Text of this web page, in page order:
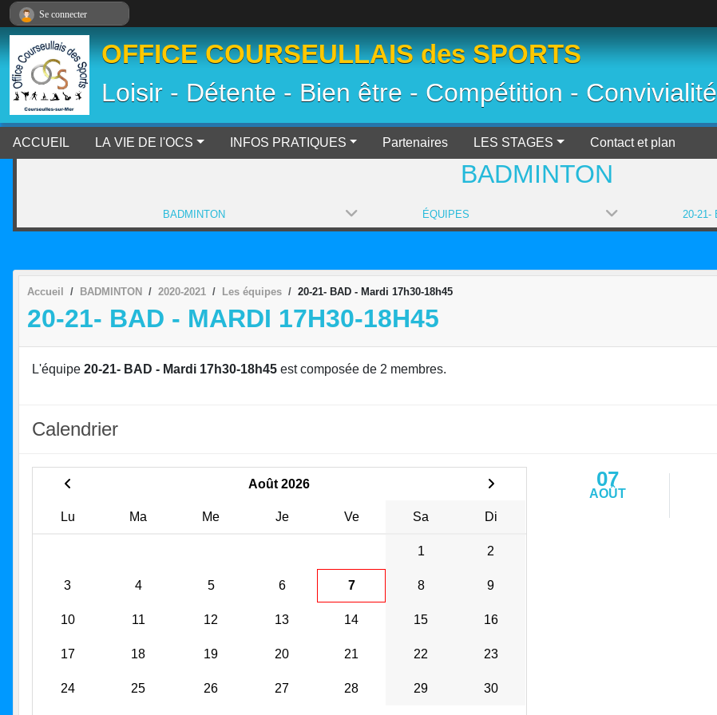
OFFICE COURSEULLAIS des SPORTS
Loisir - Détente - Bien être - Compétition - Convivialité
ACCUEIL LA VIE DE l'OCS INFOS PRATIQUES Partenaires LES STAGES Contact et plan
BADMINTON
BADMINTON ÉQUIPES
Accueil BADMINTON 2020-2021 Les équipes 20-21- BAD - Mardi 17h30-18h45
20-21- BAD - MARDI 17H30-18H45
L'équipe 20-21- BAD - Mardi 17h30-18h45 est composée de 2 membres.
Calendrier
Août 2026
Lu Ma Me Je Ve Sa Di
1 2
3 4 5 6 7 8 9
10 11 12 13 14 15 16
17 18 19 20 21 22 23
24 25 26 27 28 29 30
07
AOÛT
Se connecter
Panneau de gestion des cookies